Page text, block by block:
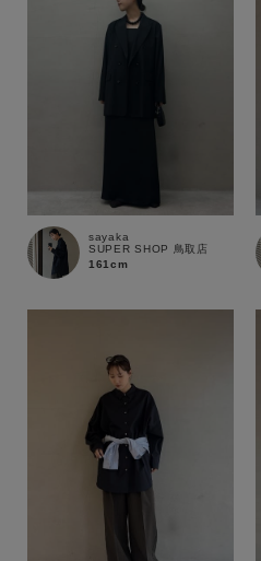
商品タイプ
セール価格
在庫
sayaka
SUPER SHOP 鳥取店
161cm